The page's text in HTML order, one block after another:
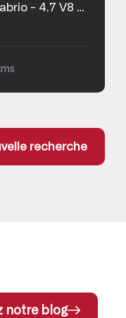
Maserati-GranCabrio - 4.7 V8 BVA 440ch
recherche
notre blog